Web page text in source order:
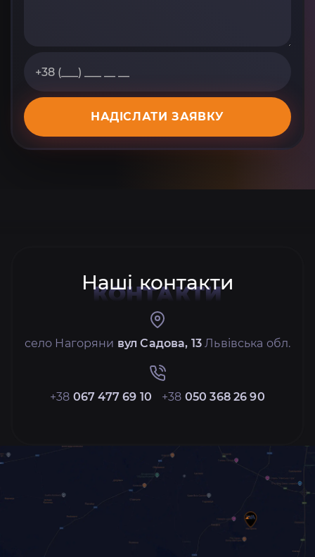
НАДІСЛАТИ ЗАЯВКУ
Наші контакти
КОНТАКТИ
село Нагоряни вул Садова, 13 Львівська обл.
+38 067 477 69 10 +38 050 368 26 90